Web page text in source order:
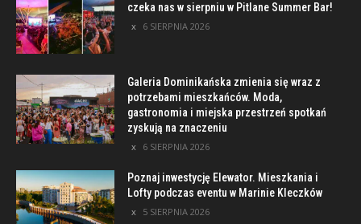
czeka nas w sierpniu w Pitlane Summer Bar!
6 SIERPNIA 2026
Galeria Dominikańska zmienia się wraz z
potrzebami mieszkańców. Moda,
gastronomia i miejska przestrzeń spotkań
zyskują na znaczeniu
6 SIERPNIA 2026
Poznaj inwestycję Elewator. Mieszkania i
Lofty podczas eventu w Marinie Kleczków
5 SIERPNIA 2026